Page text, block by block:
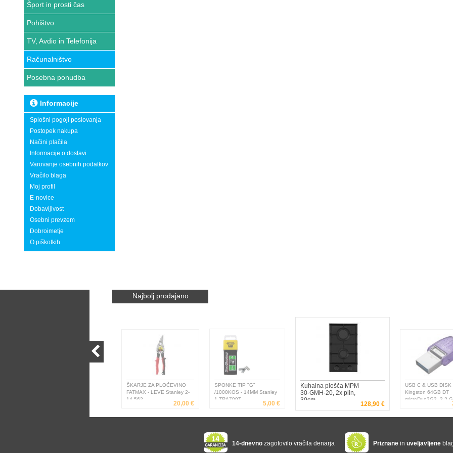
Šport in prosti čas
Pohištvo
TV, Avdio in Telefonija
Računalništvo
Posebna ponudba
Informacije
Splošni pogoji poslovanja
Postopek nakupa
Načini plačila
Informacije o dostavi
Varovanje osebnih podatkov
Vračilo blaga
Moj profil
E-novice
Dobavljivost
Osebni prevzem
Dobroimetje
O piškotkih
Najbolj prodajano
ŠKARJE ZA PLOČEVINO
FATMAX - LEVE Stanley 2-
14-562
20,00 €
SPONKE TIP "G"
/1000KOS - 14MM Stanley
1-TRA709T
5,00 €
Kuhalna plošča MPM
30-GMH-20, 2x plin,
30cm
128,90 €
USB C & USB DISK
Kingston 64GB DT
microDuo3G3, 3.2
14-dnevno zagotovilo vračila denarja Priznane in uveljavljene